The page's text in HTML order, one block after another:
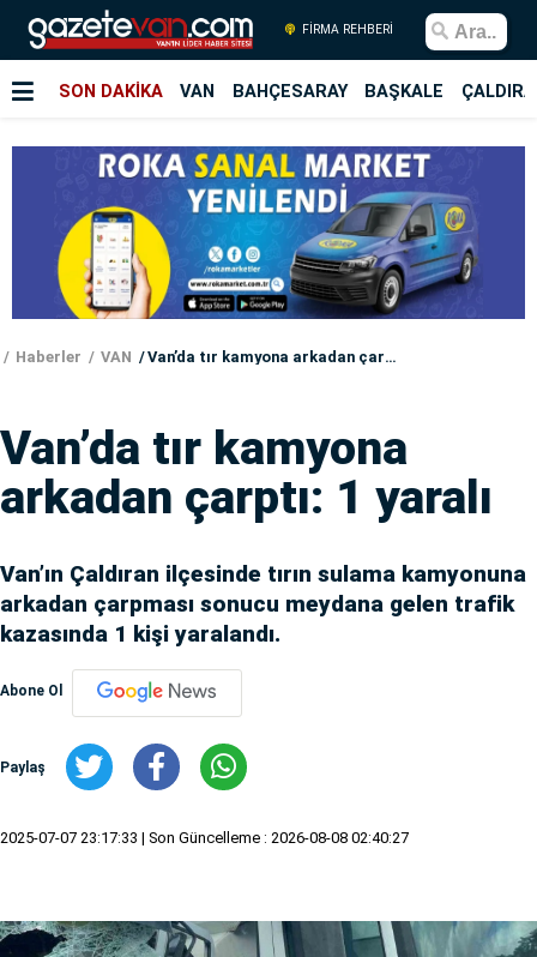
FİRMA REHBERİ
SON DAKİKA VAN BAHÇESARAY BAŞKALE
Haberler VAN Van’da tır kamyona arkadan çarptı: 1 yaralı
Van’da tır kamyona
arkadan çarptı: 1 yaralı
Van’ın Çaldıran ilçesinde tırın sulama kamyonuna
arkadan çarpması sonucu meydana gelen trafik
kazasında 1 kişi yaralandı.
Abone Ol
Paylaş
2025-07-07 23:17:33 | Son Güncelleme : 2026-08-08 02:40:27